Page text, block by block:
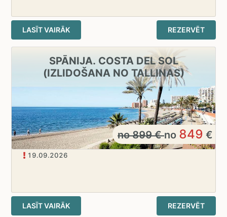
LASĪT VAIRĀK REZERVĒT
SPĀNIJA. COSTA DEL SOL
(IZLIDOŠANA NO TALLINAS)
no899€no 849 €
19.09.2026
LASĪT VAIRĀK REZERVĒT